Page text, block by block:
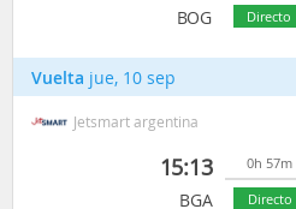
BOG
Directo
Vuelta jue, 10 sep
Jetsmart argentina
15:13
BGA
0h 57m
Directo